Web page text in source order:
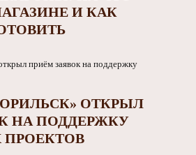
И КАК
ОТКРЫЛ
НА ПОДДЕРЖКУ